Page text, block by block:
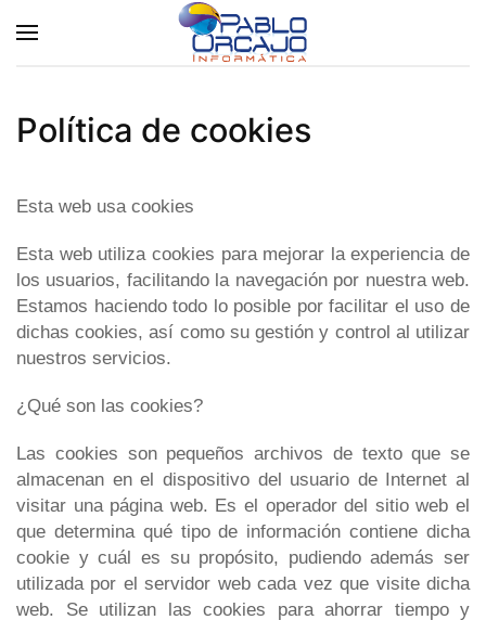
Política de cookies
Esta web usa cookies
Esta web utiliza cookies para mejorar la experiencia de
los usuarios, facilitando la navegación por nuestra web.
Estamos haciendo todo lo posible por facilitar el uso de
dichas cookies, así como su gestión y control al utilizar
nuestros servicios.
¿Qué son las cookies?
Las cookies son pequeños archivos de texto que se
almacenan en el dispositivo del usuario de Internet al
visitar una página web. Es el operador del sitio web el
que determina qué tipo de información contiene dicha
cookie y cuál es su propósito, pudiendo además ser
utilizada por el servidor web cada vez que visite dicha
web. Se utilizan las cookies para ahorrar tiempo y